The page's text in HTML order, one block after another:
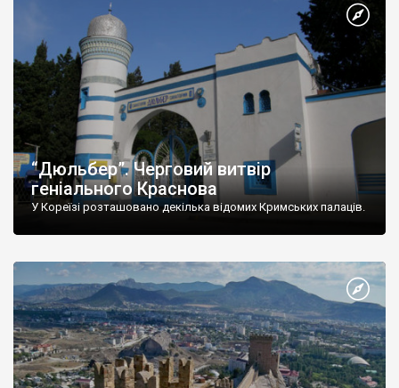
“Дюльбер”. Черговий витвір
геніального Краснова
У Кореїзі розташовано декілька відомих Кримських палаців.